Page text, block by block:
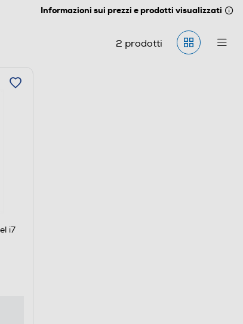
Informazioni sui prezzi e prodotti visualizzati
2 prodotti
i7